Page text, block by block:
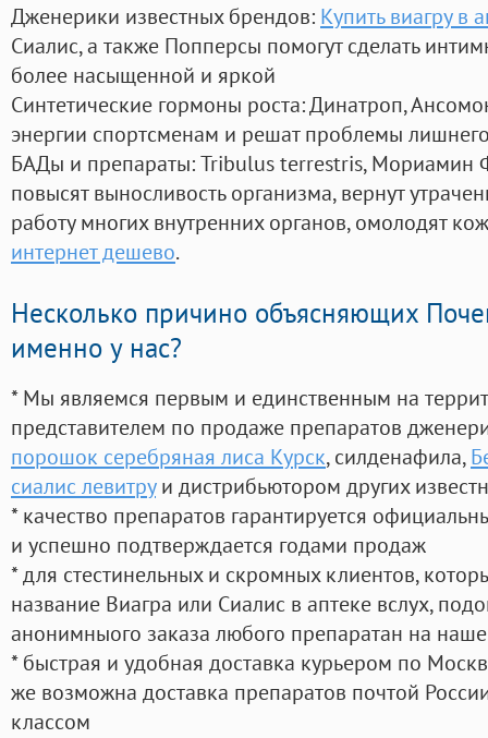
Дженерики известных брендов: Купить виагру в
Сиалис, а также Попперсы помогут сделать
более насыщенной и яркой
Синтетические гормоны роста: Динатроп,
энергии спортсменам и решат проблемы
БАДы и препараты:Tribulus terrestris, Мориамин
повысят выносливость организма, вернут
работу многих внутренних органов, омолодят
интернет дешево.
Несколько причино объясняющих
именно у нас?
* Мы являемся первым и единственным на
представителем по продаже препаратов
порошок серебряная лиса Курск, силденафила,
сиалис левитруи дистрибьютором других
* качество препаратов гарантируется
и успешно подтверждается годами продаж
* для стестинельных и скромных клиентов,
название Виагра или Сиалис в аптеке вслух,
анонимныого заказа любого препаратан на
* быстрая и удобная доставка курьером по
же возможна доставка препаратов почтой
классом